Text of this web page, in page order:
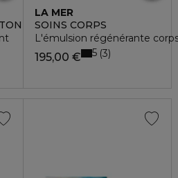
LA MER
SOINS CORPS
L'émulsion régénérante
195,00 € 5 3